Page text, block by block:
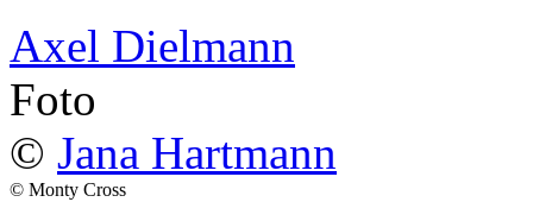
Axel Dielmann
Foto
© Jana Hartmann
© Monty Cross